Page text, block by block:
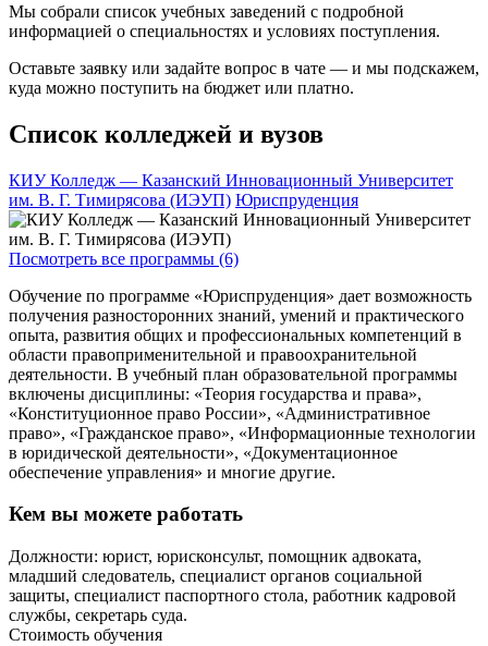
Мы собрали список учебных заведений с подробной
информацией о специальностях и условиях поступления.
Оставьте заявку или задайте вопрос в чате — и мы подскажем,
куда можно поступить на бюджет или платно.
Список колледжей и вузов
КИУ Колледж — Казанский Инновационный Университет
им. В. Г. Тимирясова (ИЭУП) Юриспруденция
Посмотреть все программы (6)
Обучение по программе «Юриспруденция» дает возможность
получения разносторонних знаний, умений и практического
опыта, развития общих и профессиональных компетенций в
области правоприменительной и правоохранительной
деятельности. В учебный план образовательной программы
включены дисциплины: «Теория государства и права»,
«Конституционное право России», «Административное
право», «Гражданское право», «Информационные технологии
в юридической деятельности», «Документационное
обеспечение управления» и многие другие.
Кем вы можете работать
Должности: юрист, юрисконсульт, помощник адвоката,
младший следователь, специалист органов социальной
защиты, специалист паспортного стола, работник кадровой
службы, секретарь суда.
Стоимость обучения